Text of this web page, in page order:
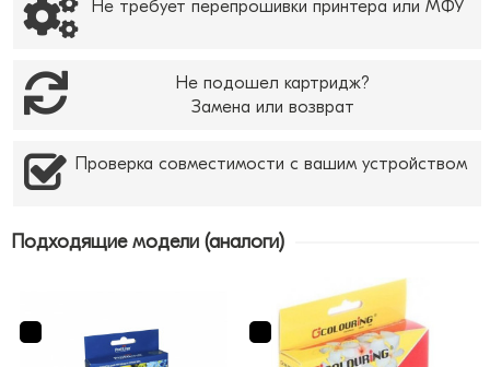
Не требует перепрошивки принтера или МФУ
Не подошел картридж?
Замена или возврат
Проверка совместимости с вашим устройством
Подходящие модели (аналоги)